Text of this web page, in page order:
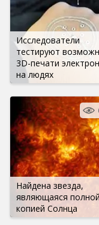
Исследователи
тестируют
3D-печати
на людях
Найдена звезда,
являющаяся полной
копией Солнца